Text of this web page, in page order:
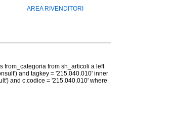
AREA RIVENDITORI
from_categoria from sh_articoli a left
and tagkey = '215.040.010' inner
and c.codice = '215.040.010' where